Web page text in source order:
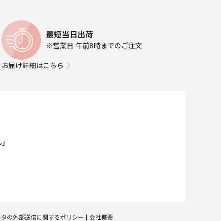
最短当日出荷
※営業日 午前8時までのご注文
お届け詳細はこちら
の外部送信に関するポリシー 会社概要